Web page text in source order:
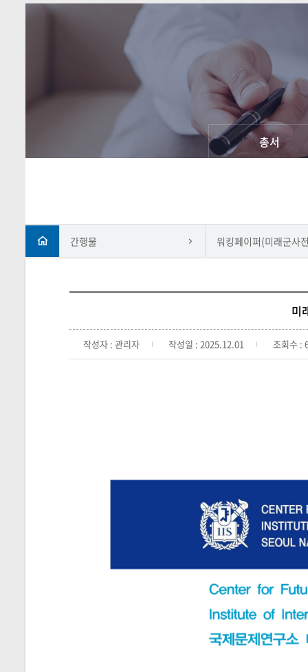
총서
간행물 워킹페이퍼(미래군사
미
작성자 : 관리자 작성일 : 2025.12.01 조회수 :